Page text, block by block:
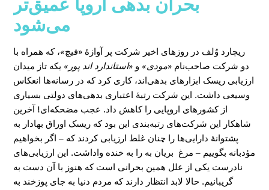
بحران بدهی اروپا عمیق‌تر
می‌شود
ریچارد وُلف در روزهای اخیر شرکت پر آوازۀ «فیچ»، که همراه با
دو شرکت صاحب‌نام «مودی» و «استاندارد اند پور» یکه‌ تاز میدان
ارزیابی ریسک ابزارهای بدهی‌اند، کاری کرد که در رسانه‌ها انعکاس
وسیعی داشت. این شرکت رتبۀ اعتباری بدهی‌های دولتی بسیاری
از کشورهای اروپایی را کاهش داد. عجب مضحکه‌ای! آخرین
شاهکار این شرکت‌های رتبه‌بندی این بود که ریسک‌ اوراق بهادار به
پشتوانۀ دارایی‌‌ها را چنان غلط ارزیابی کردند که – اگر بخواهیم
مؤدبانه بگوییم – مرغ بریان به را به خنده واداشت. این ارزیابی‌های
نادرست یکی از علل همین بحرانی است که هنوز با آن دست به
گریبانیم. حالا لابد انتظار دارند که مردم دنیا به جای پوزخند به